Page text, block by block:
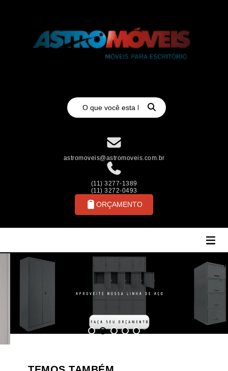
astromoveis@astromoveis.com.br
(11) 3277-1389
(11) 3272-0493
ORÇAMENTO